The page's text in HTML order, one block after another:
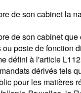
de son cabinet la
de son cabinet
poste de
défini à l'article
dérivés tels
pour les matières